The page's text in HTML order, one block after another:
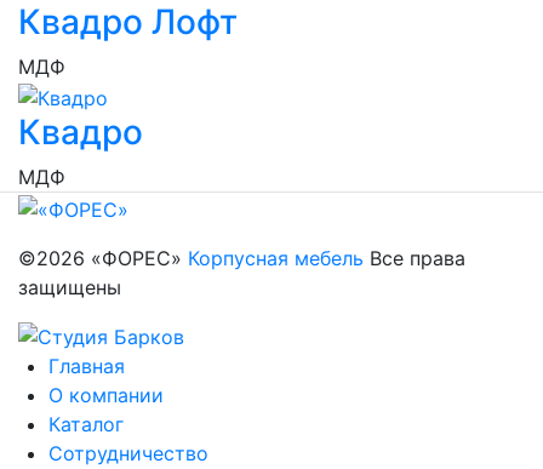
Квадро Лофт
МДФ
Квадро
МДФ
©2026 «ФОРЕС» Корпусная мебель Все права
защищены
Главная
О компании
Каталог
Сотрудничество